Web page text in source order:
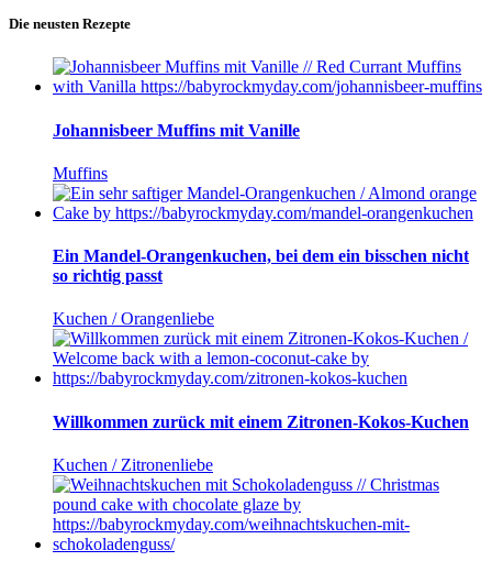
Die neusten Rezepte
Johannisbeer Muffins mit Vanille
Muffins
Ein Mandel-Orangenkuchen, bei dem ein bisschen nicht
so richtig passt
Kuchen / Orangenliebe
Willkommen zurück mit einem Zitronen-Kokos-Kuchen
Kuchen / Zitronenliebe